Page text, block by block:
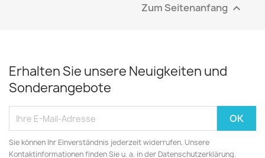
Zum Seitenanfang 
Erhalten Sie unsere Neuigkeiten und
Sonderangebote
Sie können Ihr Einverständnis jederzeit widerrufen. Unsere
Kontaktinformationen finden Sie u. a. in der Datenschutzerklärung.